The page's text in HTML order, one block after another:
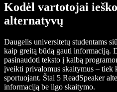
Kodėl vartotojai
alternatyvų
Daugelis universitetų studentams
kaip greitą būdą gauti informaciją.
pasinaudoti teksto į kalbą
įveikti privalomus skaitymus – tiek
sportuojant. Štai 5 ReadSpeaker
informaciją be ilgo skaitymo.